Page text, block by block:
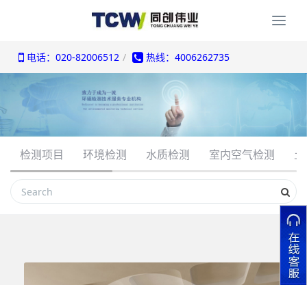
电话：020-82006512 热线：4006262735
检测项目 环境检测 水质检测 室内空气检测